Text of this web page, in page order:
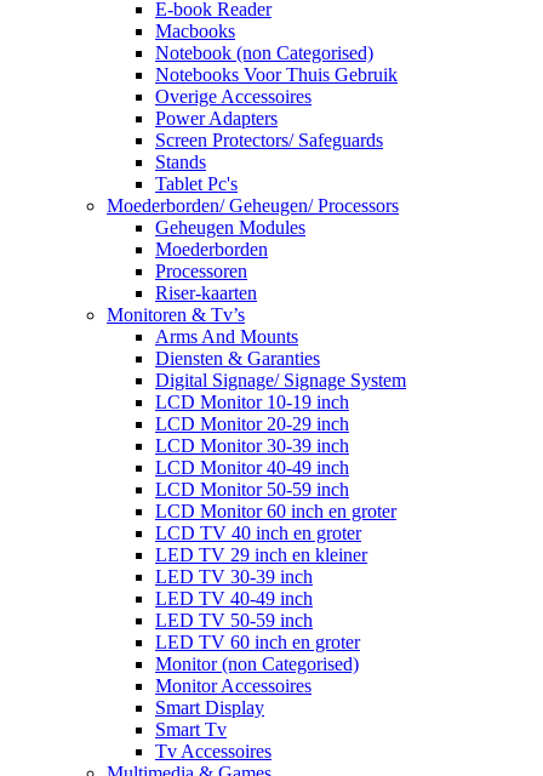
E-book Reader
Macbooks
Notebook (non Categorised)
Notebooks Voor Thuis Gebruik
Overige Accessoires
Power Adapters
Screen Protectors/ Safeguards
Stands
Tablet Pc's
Moederborden/ Geheugen/ Processors
Geheugen Modules
Moederborden
Processoren
Riser-kaarten
Monitoren & Tv’s
Arms And Mounts
Diensten & Garanties
Digital Signage/ Signage System
LCD Monitor 10-19 inch
LCD Monitor 20-29 inch
LCD Monitor 30-39 inch
LCD Monitor 40-49 inch
LCD Monitor 50-59 inch
LCD Monitor 60 inch en groter
LCD TV 40 inch en groter
LED TV 29 inch en kleiner
LED TV 30-39 inch
LED TV 40-49 inch
LED TV 50-59 inch
LED TV 60 inch en groter
Monitor (non Categorised)
Monitor Accessoires
Smart Display
Smart Tv
Tv Accessoires